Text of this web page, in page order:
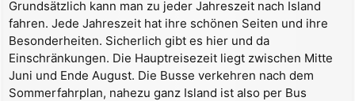
a
Grundsätzlich kann man zu jeder Jahreszeit nach Island
fahren. Jede Jahreszeit hat ihre schönen Seiten und ihre
Besonderheiten. Sicherlich gibt es hier und da
Einschränkungen. Die Hauptreisezeit liegt zwischen Mitte
Juni und Ende August. Die Busse verkehren nach dem
Sommerfahrplan, nahezu ganz Island ist also per Bus